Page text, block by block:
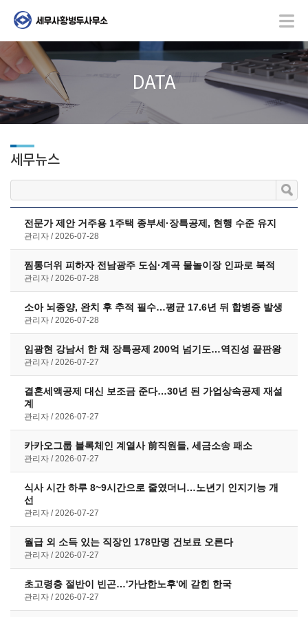
DATA
세무뉴스
전문가 제안 거주용 1주택 종부세·장특공제, 현행 수준 유지
관리자 2026-07-28
찜통더위 피하자 전남광주 도심·계곡 물놀이장 인파로 북적
관리자 2026-07-28
소아 뇌종양, 완치 후 추적 필수…평균 17.6년 뒤 합병증 발생
관리자 2026-07-28
임광현 강남서 한 채 장특공제 200억 넘기도…역진성 끝판왕
관리자 2026-07-27
결혼세액공제 대신 보조금 준다…30년 된 가업상속공제 재설
계
관리자 2026-07-27
카카오그룹 블록체인 계열사 前직원들, 세금소송 패소
관리자 2026-07-27
식사 시간 하루 8~9시간으로 줄였더니…노년기 인지기능 개
선
관리자 2026-07-27
월급 외 소득 있는 직장인 178만명 건보료 오른다
관리자 2026-07-27
초고령층 절반이 빈곤…'가난한노후'에 갇힌 한국
관리자 2026-07-27